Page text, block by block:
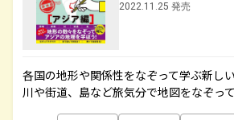
2022.11.25 発売
各国の地形や関係性をなぞって学ぶ新し
川や街道、島など旅気分で地図をなぞっ